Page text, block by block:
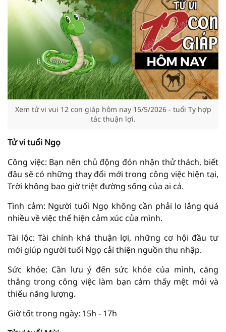
Xem tử vi vui 12 con giáp hôm nay 15/5/2026 - tuổi Tỵ hợp
tác thuận lợi.
Tử vi tuổi Ngọ
Công việc: Bạn nên chủ động đón nhận thử thách, biết
đâu sẽ có những thay đổi mới trong công việc hiện tại,
Trời không bao giờ triệt đường sống của ai cả.
Tình cảm: Người tuổi Ngọ không cần phải lo lắng quá
nhiều về việc thể hiện cảm xúc của mình.
Tài lộc: Tài chính khá thuận lợi, những cơ hội đầu tư
mới giúp người tuổi Ngọ cải thiện nguồn thu nhập.
Sức khỏe: Cần lưu ý đến sức khỏe của mình, căng
thẳng trong công việc làm bạn cảm thấy mệt mỏi và
thiếu năng lượng.
Giờ tốt trong ngày: 15h - 17h